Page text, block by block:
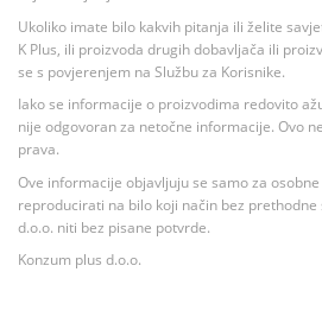
Ukoliko imate bilo kakvih pitanja ili želite
K Plus, ili proizvoda drugih dobavljača ili
se s povjerenjem na Službu za Korisnike.
Iako se informacije o proizvodima redovito
nije odgovoran za netočne informacije. Ovo
prava.
Ove informacije objavljuju se samo za
reproducirati na bilo koji način bez prethodne
d.o.o. niti bez pisane potvrde.
Konzum plus d.o.o.